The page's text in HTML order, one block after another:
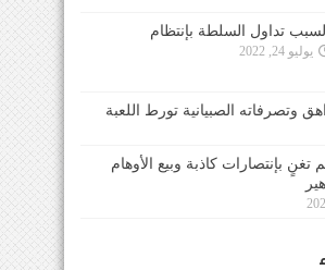
السبب تداول السلطة بإنتظام
يوليو 24, 2022
وتصرفاته الصبيانية تورط اللعبة
تغنٍ بإنتصارات كاذبة وبيع الأوهام